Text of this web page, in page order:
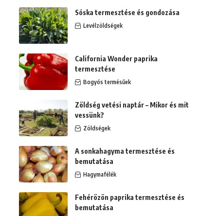
Sóska termesztése és gondozása
Levélzöldségek
California Wonder paprika
termesztése
Bogyós termésűek
Zöldség vetési naptár – Mikor és mit
vessünk?
Zöldségek
A sonkahagyma termesztése és
bemutatása
Hagymafélék
Fehérözön paprika termesztése és
bemutatása